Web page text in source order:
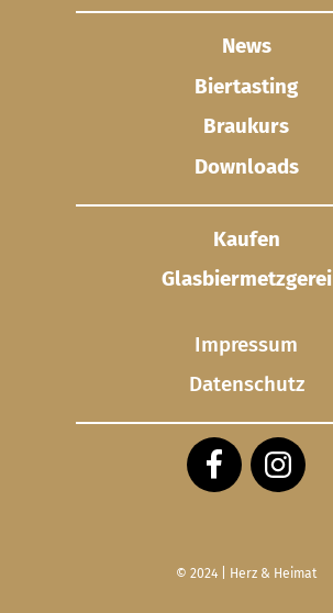
News
Biertasting
Braukurs
Downloads
Kaufen
Glasbier­metzgerei
Impressum
Datenschutz
© 2024 | Herz & Heimat